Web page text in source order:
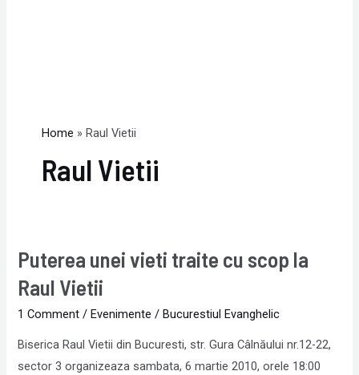
Home Raul Vietii
Raul Vietii
Puterea unei vieti traite cu scop la
Raul Vietii
1 Comment /Evenimente /Bucurestiul Evanghelic
Biserica Raul Vietii din Bucuresti, str. Gura Câlnăului nr.12-22,
sector 3 organizeaza sambata, 6 martie 2010, orele 18:00
Puterea
vieti
traite
cu
scop